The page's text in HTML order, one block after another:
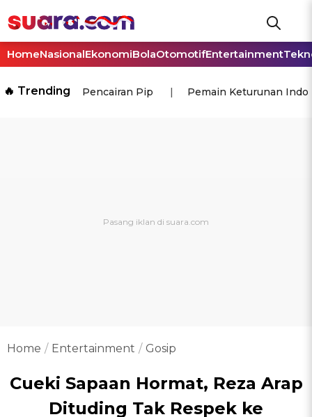
HomeNasionalEkonomiBolaOtomotifEntertainment
🔥 Trending Pencairan Pip Pemain Keturunan
Home Entertainment Gosip
Cueki Sapaan Hormat, Reza Arap
Dituding Tak Respek ke